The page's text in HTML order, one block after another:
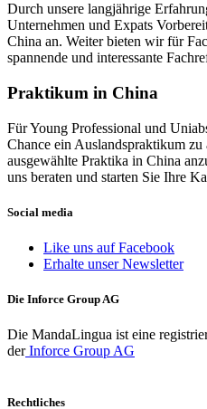
Durch unsere langjährige
Unternehmen und Expats
China an. Weiter bieten wir für
spannende und interessante
Praktikum in China
Für Young Professional und
Chance ein Auslandspraktikum
ausgewählte Praktika in China
uns beraten und starten Sie Ihre
Social media
Like uns auf Facebook
Erhalte unser Newsletter
Die Inforce Group AG
Die MandaLingua ist eine
derInforce Group AG
Rechtliches